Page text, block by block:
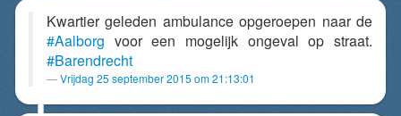
Kwartier geleden ambulance opgeroepen naar de
#Aalborg voor een mogelijk ongeval op straat.
#Barendrecht
Vrijdag 25 september 2015 om 21:13:01